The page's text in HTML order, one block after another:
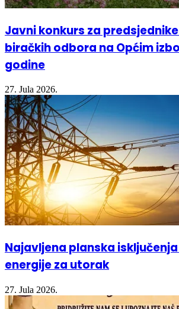
Javni konkurs za predsjednike
biračkih odbora na Općim
godine
27. Jula 2026.
Najavljena planska
energije za utorak
27. Jula 2026.